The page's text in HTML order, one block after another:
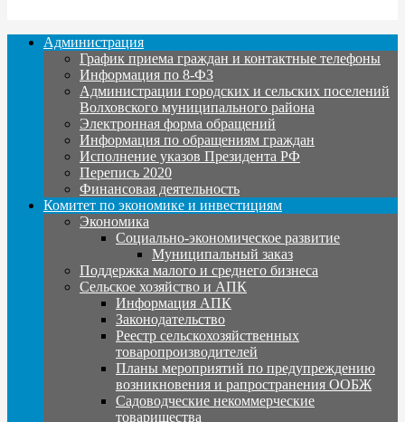
Администрация
График приема граждан и контактные телефоны
Информация по 8-ФЗ
Администрации городских и сельских поселений
Волховского муниципального района
Электронная форма обращений
Информация по обращениям граждан
Исполнение указов Президента РФ
Перепись 2020
Финансовая деятельность
Комитет по экономике и инвестициям
Экономика
Социально-экономическое развитие
Муниципальный заказ
Поддержка малого и среднего бизнеса
Сельское хозяйство и АПК
Информация АПК
Законодательство
Реестр сельскохозяйственных
товаропроизводителей
Планы мероприятий по предупреждению
возникновения и рапространения ООБЖ
Садоводческие некоммерческие
товарищества